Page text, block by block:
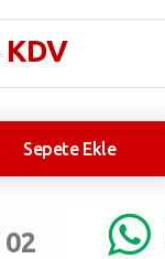
KDV
Sepete Ekle